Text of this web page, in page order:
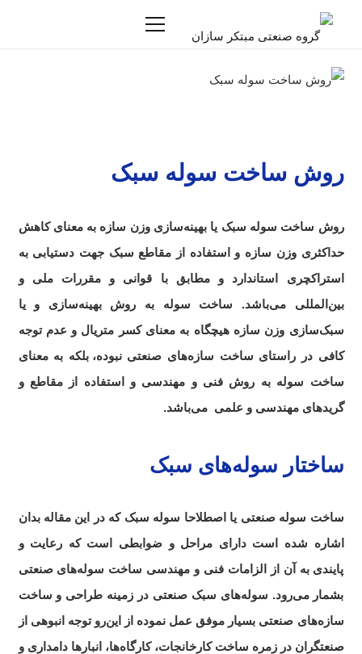
روش ساخت سوله سبک
روش ساخت سوله سبک یا بهینه‌سازی وزن سازه به معنای کاهش
حداکثری وزن سازه و استفاده از مقاطع سبک جهت دستیابی به
استراکچری استاندارد و مطابق با قوانی و مقررات ملی و
بین‌المللی می‌باشد. ساخت سوله به روش بهینه‌سازی و یا
سبک‌سازی وزن سازه هیچگاه به معنای کسر متریال و عدم توجه
کافی در راستای ساخت سازه‌های صنعتی نبوده، .بلکه به معنای
ساخت سوله به روش فنی و مهندسی و استفاده از مقاطع و
گریدهای مهندسی و علمی می‌باشد.
ساختار سوله‌های سبک
ساخت سوله صنعتی یا اصطلاحا سوله سبک که در این مقاله بدان
اشاره شده است دارای مراحل و ضوابطی است که رعایت و
پایندی به آن از الزامات فنی و مهندسی ساخت سوله‌های صنعتی
بشمار می‌رود. سوله‌های سبک صنعتی در زمینه‌ طراحی و ساخت
سازه‌های صنعتی بسیار موفق عمل نموده از این‌رو توجه انبوهی از
صنعتگران در زمره ساخت کارخانجات، کارگاه‌ها، انبار‌ها دامداری و